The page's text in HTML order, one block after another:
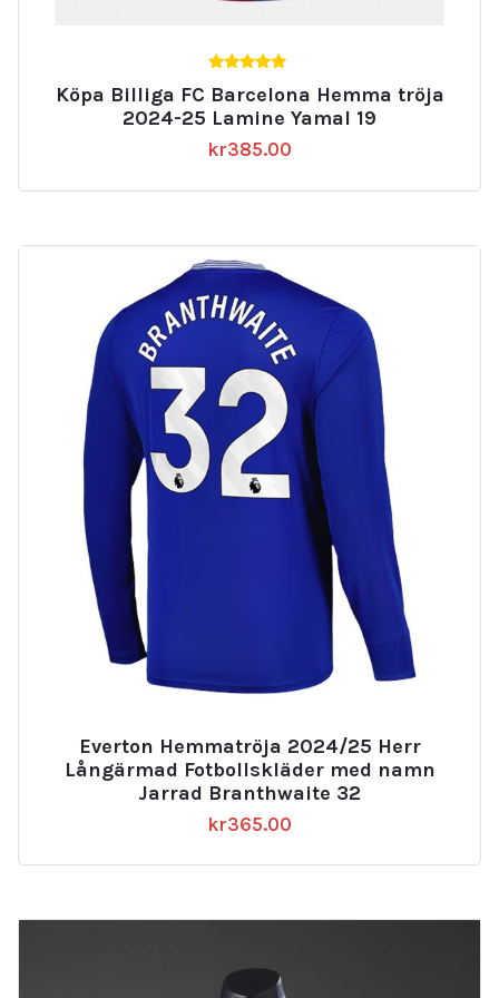
av 5
Köpa Billiga FC Barcelona Hemma tröja
2024-25 Lamine Yamal 19
kr385.00
Everton Hemmatröja 2024/25 Herr
Långärmad Fotbollskläder med namn
Jarrad Branthwaite 32
kr365.00